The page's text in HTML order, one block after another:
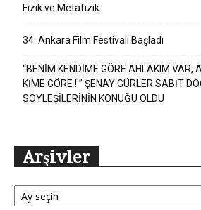
Fizik ve Metafizik
34. Ankara Film Festivali Başladı
“BENİM KENDİME GÖRE AHLAKIM VAR,
KİME GÖRE ! ” ŞENAY GÜRLER SABİT
SÖYLEŞİLERİNİN KONUĞU OLDU
Arşivler
Arşivler